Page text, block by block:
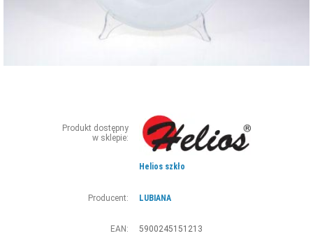
Produkt dostępny
w sklepie:
Helios szkło
Producent: LUBIANA
EAN: 5900245151213